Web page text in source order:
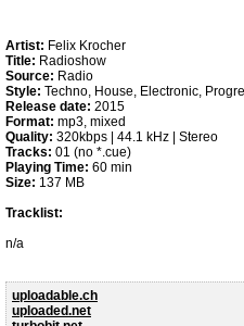
Artist: Felix Krocher
Title: Radioshow
Source: Radio
Style: Techno, House, Electronic,
Release date: 2015
Format: mp3, mixed
Quality: 320kbps | 44.1 kHz | Stereo
Tracks: 01 (no *.cue)
Playing Time: 60 min
Size: 137 MB
Tracklist:
n/a
uploadable.ch
uploaded.net